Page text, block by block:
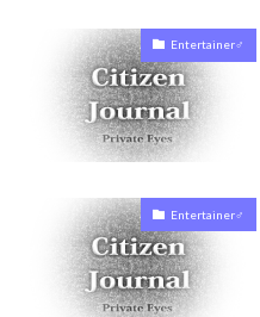
Entertainer♂
Entertainer♂